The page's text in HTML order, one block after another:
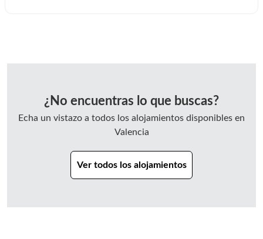
¿No encuentras lo que buscas?
Echa un vistazo a todos los alojamientos disponibles en
Valencia
Ver todos los alojamientos